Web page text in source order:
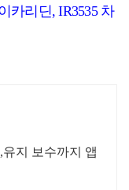
카리딘, IR3535 차
지 보수까지 앱